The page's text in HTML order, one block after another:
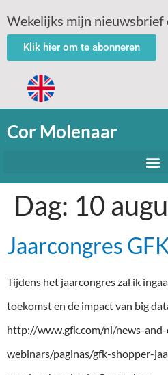
Wekelijks mijn nieuwsbrief
Klik hier om te abonneren
Cor Molenaar
Dag: 10
Jaarcongres
Tijdens het jaarcongres zal ik
toekomst en de impact van big
http://www.gfk.com/nl/news-
webinars/paginas/gfk-shopper-